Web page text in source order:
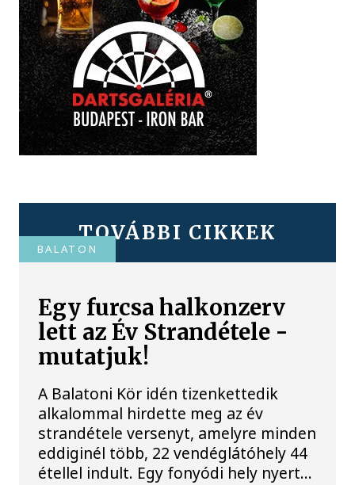
TOVÁBBI CIKKEK
BALATON
Egy furcsa halkonzerv
lett az Év Strandétele -
mutatjuk!
A Balatoni Kör idén tizenkettedik
alkalommal hirdette meg az év
strandétele versenyt, amelyre minden
eddiginél több, 22 vendéglátóhely 44
étellel indult. Egy fonyódi hely nyert...